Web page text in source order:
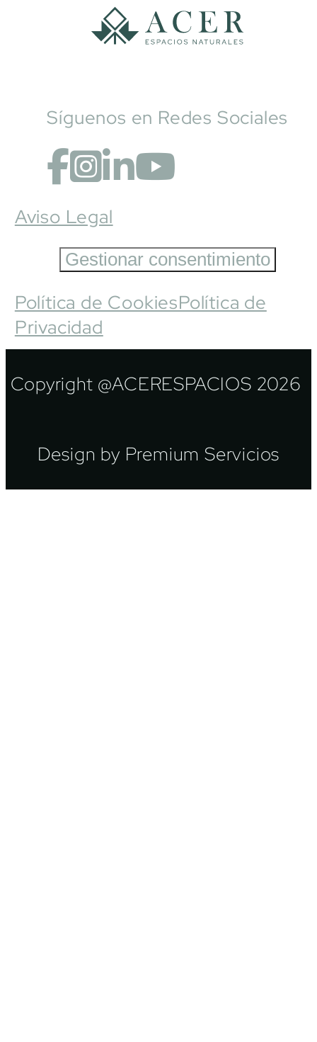
Síguenos en Redes Sociales
Aviso Legal
Gestionar consentimiento
Política de CookiesPolítica de
Privacidad
Copyright @ACERESPACIOS 2026
Design by Premium Servicios